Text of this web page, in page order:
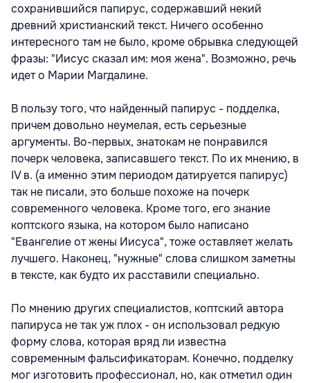
сохранившийся папирус, содержавший некий
древний христианский текст. Ничего особенно
интересного там не было, кроме обрывка следующей
фразы: "Иисус сказал им: моя жена". Возможно, речь
идет о Марии Магдалине.
В пользу того, что найденный папирус - подделка,
причем довольно неумелая, есть серьезные
аргументы. Во-первых, знатокам не понравился
почерк человека, записавшего текст. По их мнению, в
IV в. (а именно этим периодом датируется папирус)
так не писали, это больше похоже на почерк
современного человека. Кроме того, его знание
коптского языка, на котором было написано
"Евангелие от жены Иисуса", тоже оставляет желать
лучшего. Наконец, "нужные" слова слишком заметны
в тексте, как будто их расставили специально.
По мнению других специалистов, коптский автора
папируса не так уж плох - он использовал редкую
форму слова, которая вряд ли известна
современным фальсификаторам. Конечно, подделку
мог изготовить профессионал, но, как отметил один